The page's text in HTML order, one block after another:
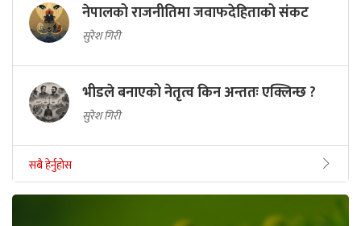
नेपालको राजनीतिमा जवाफदेहिताको संकट
सुरेश गिरी
भीडले बनाएको नेतृत्व किन अन्ततः एक्लिन्छ ?
सुरेश गिरी
सबै हेर्नुहोस